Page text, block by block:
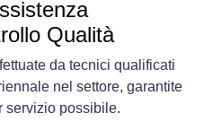
Qualità
da tecnici qualificati
nel settore, garantite
servizio possibile.